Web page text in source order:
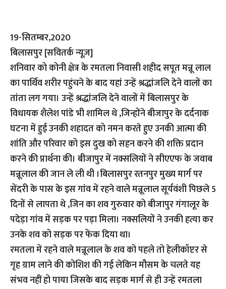
19-सितम्बर,2020
बिलासपुर [सवितर्क न्यूज़]
शनिवार को कोनी क्षेत्र के रमतला निवासी शहीद सपूत मन्नू लाल
का पार्थिव शरीर पहुंचने के बाद यहां उन्हें श्रद्धांजलि देने वालों का
तांता लग गया। उन्हें श्रद्धांजलि देने वालों में बिलासपुर के
विधायक शैलेश पांडे भी शामिल थे ,जिन्होंने बीजापुर के दर्दनाक
घटना में हुई उनकी शहादत को नमन करते हुए उनकी आत्मा की
शांति और परिवार को इस दुख को सहन करने की शक्ति प्रदान
करने की प्रार्थना की। बीजापुर में नक्सलियों ने सीएएफ के जवाब
मन्नूलाल की जान ले ली थी ।बिलासपुर रतनपुर मुख्य मार्ग पर
सेंदरी के पास के इस गांव में रहने वाले मन्नूलाल सूर्यवंशी पिछले 5
दिनों से लापता थे ,जिन का शव गुरुवार को बीजापुर गंगालूर के
पदेड़ा गांव में सड़क पर पड़ा मिला। नक्सलियों ने उनकी हत्या कर
उनके शव को सड़क पर फेंक दिया था।
रमतला में रहने वाले मन्नूलाल के शव को पहले तो हेलीकॉप्टर से
गृह ग्राम लाने की कोशिश की गई लेकिन मौसम के चलते यह
संभव नहीं हो पाया जिसके बाद सड़क मार्ग से ही उन्हें रमतला